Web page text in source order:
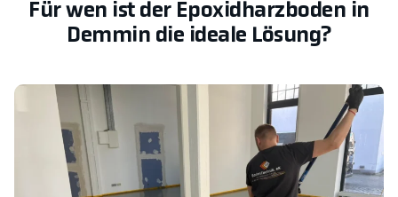
Für wen ist der Epoxidharzboden in
Demmin die ideale Lösung?